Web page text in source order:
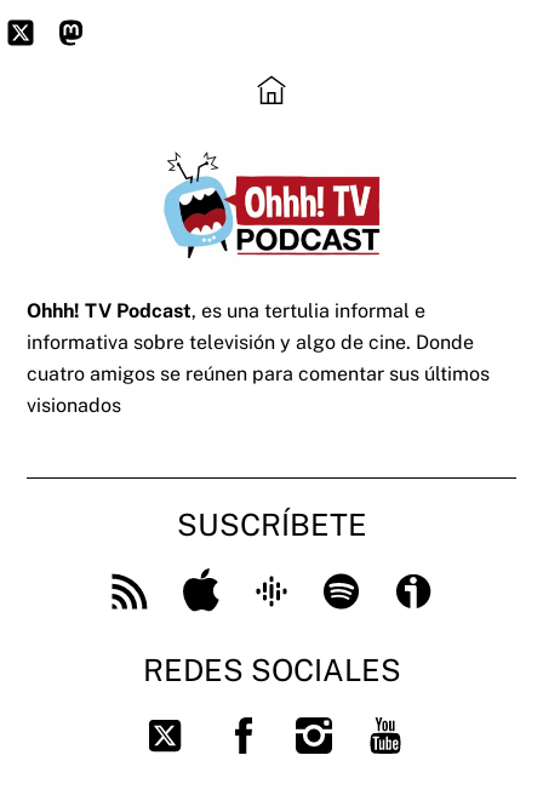
Skip
to
Icon
Mastodon
Ohhh! TV Podcast, es una tertulia informal e
informativa sobre televisión y algo de cine. Donde
cuatro amigos se reúnen para comentar sus últimos
visionados
SUSCRÍBETE
Feed
Apple
Google
Spotify Ivoox
REDES SOCIALES
Twitter FacebookInstagram
You